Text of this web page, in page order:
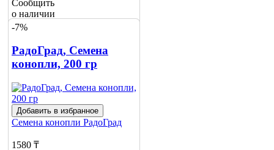
Сообщить
о наличии
-7%
РадоГрад, Семена
конопли, 200 гр
Добавить в избранное
Семена конопли РадоГрад
1580 ₸